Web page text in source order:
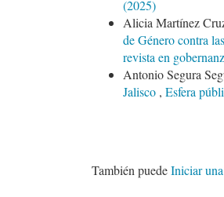
(2025)
Alicia Martínez
de Género contra
revista en
Antonio Segura
Jalisco , Esfera
También puedeIniciar